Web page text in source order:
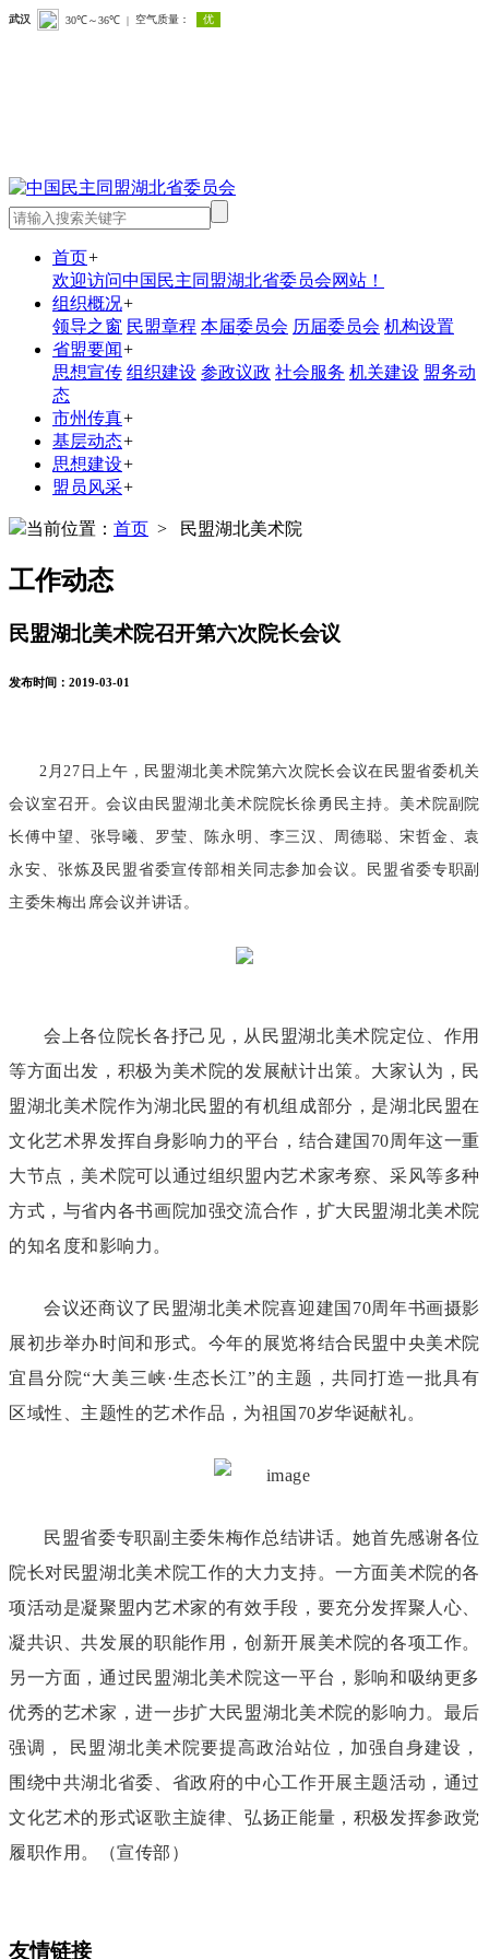
首页+
欢迎访问中国民主同盟湖北省委员会网站！
组织概况+
领导之窗 民盟章程 本届委员会 历届委员会 机构设置
省盟要闻+
思想宣传 组织建设 参政议政 社会服务 机关建设 盟务动
态
市州传真+
基层动态+
思想建设+
盟员风采+
当前位置： 首页 > 民盟湖北美术院
工作动态
民盟湖北美术院召开第六次院长会议
发布时间：2019-03-01
2月27日上午，民盟湖北美术院第六次院长会议在民盟省委机关
会议室召开。会议由民盟湖北美术院院长徐勇民主持。美术院副院
长傅中望、张导曦、罗莹、陈永明、李三汉、周德聪、宋哲金、袁
永安、张炼及民盟省委宣传部相关同志参加会议。民盟省委专职副
主委朱梅出席会议并讲话。
会上各位院长各抒己见，从民盟湖北美术院定位、作用
等方面出发，积极为美术院的发展献计出策。大家认为，民
盟湖北美术院作为湖北民盟的有机组成部分，是湖北民盟在
文化艺术界发挥自身影响力的平台，结合建国70周年这一重
大节点，美术院可以通过组织盟内艺术家考察、采风等多种
方式，与省内各书画院加强交流合作，扩大民盟湖北美术院
的知名度和影响力。
会议还商议了民盟湖北美术院喜迎建国70周年书画摄影
展初步举办时间和形式。今年的展览将结合民盟中央美术院
宜昌分院“大美三峡·生态长江”的主题，共同打造一批具有
区域性、主题性的艺术作品，为祖国70岁华诞献礼。
民盟省委专职副主委朱梅作总结讲话。她首先感谢各位
院长对民盟湖北美术院工作的大力支持。一方面美术院的各
项活动是凝聚盟内艺术家的有效手段，要充分发挥聚人心、
凝共识、共发展的职能作用，创新开展美术院的各项工作。
另一方面，通过民盟湖北美术院这一平台，影响和吸纳更多
优秀的艺术家，进一步扩大民盟湖北美术院的影响力。最后
强调， 民盟湖北美术院要提高政治站位，加强自身建设，
围绕中共湖北省委、省政府的中心工作开展主题活动，通过
文化艺术的形式讴歌主旋律、弘扬正能量，积极发挥参政党
履职作用。（宣传部）
友情链接